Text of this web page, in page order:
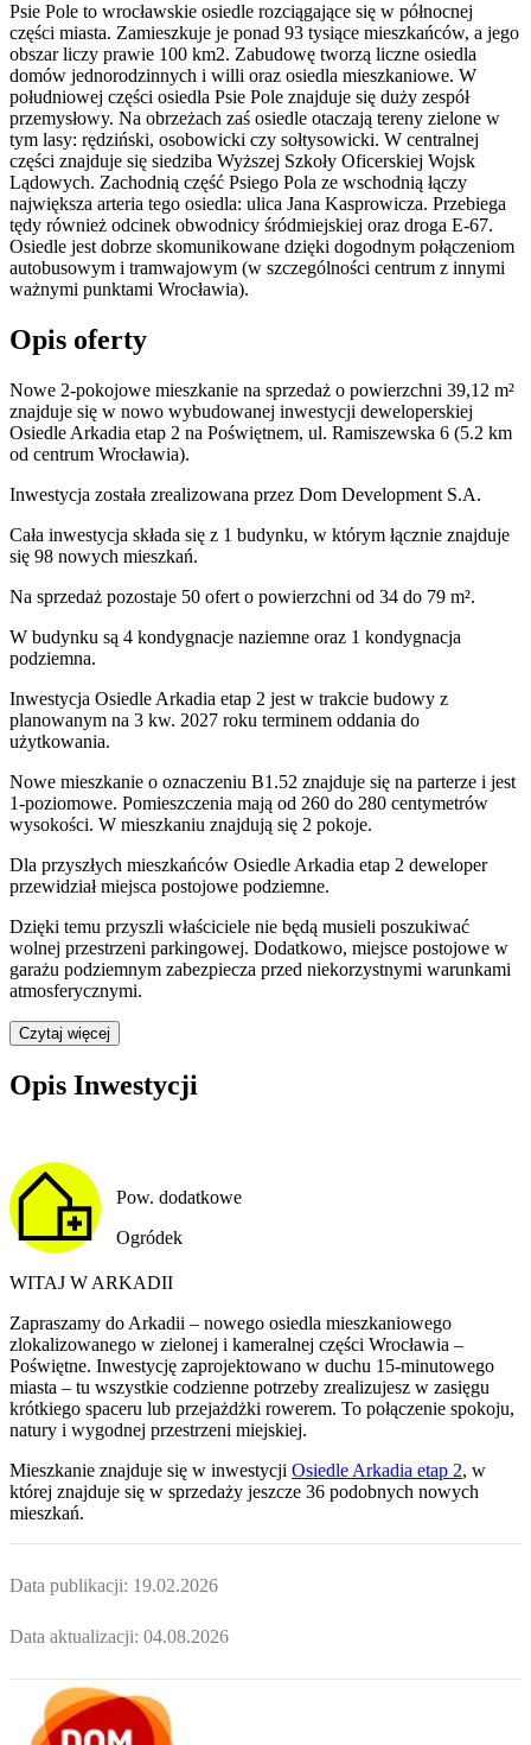
Psie Pole to wrocławskie osiedle rozciągające się w północnej
części miasta. Zamieszkuje je ponad 93 tysiące mieszkańców, a jego
obszar liczy prawie 100 km2. Zabudowę tworzą liczne osiedla
domów jednorodzinnych i willi oraz osiedla mieszkaniowe. W
południowej części osiedla Psie Pole znajduje się duży zespół
przemysłowy. Na obrzeżach zaś osiedle otaczają tereny zielone w
tym lasy: rędziński, osobowicki czy sołtysowicki. W centralnej
części znajduje się siedziba Wyższej Szkoły Oficerskiej Wojsk
Lądowych. Zachodnią część Psiego Pola ze wschodnią łączy
największa arteria tego osiedla: ulica Jana Kasprowicza. Przebiega
tędy również odcinek obwodnicy śródmiejskiej oraz droga E-67.
Osiedle jest dobrze skomunikowane dzięki dogodnym połączeniom
autobusowym i tramwajowym (w szczególności centrum z innymi
ważnymi punktami Wrocławia).
Opis oferty
Nowe 2-pokojowe mieszkanie na sprzedaż o powierzchni 39,12 m²
znajduje się w nowo wybudowanej inwestycji deweloperskiej
Osiedle Arkadia etap 2 na Poświętnem, ul. Ramiszewska 6 (5.2 km
od centrum Wrocławia).
Inwestycja została zrealizowana przez Dom Development S.A.
Cała inwestycja składa się z 1 budynku, w którym łącznie znajduje
się 98 nowych mieszkań.
Na sprzedaż pozostaje 50 ofert o powierzchni od 34 do 79 m².
W budynku są 4 kondygnacje naziemne oraz 1 kondygnacja
podziemna.
Inwestycja Osiedle Arkadia etap 2 jest w trakcie budowy z
planowanym na 3 kw. 2027 roku terminem oddania do
użytkowania.
Nowe mieszkanie o oznaczeniu B1.52 znajduje się na parterze i jest
1-poziomowe. Pomieszczenia mają od 260 do 280 centymetrów
wysokości. W mieszkaniu znajdują się 2 pokoje.
Dla przyszłych mieszkańców Osiedle Arkadia etap 2 deweloper
przewidziałmiejsca postojowe podziemne.
Dzięki temu przyszli właściciele nie będą musieli poszukiwać
wolnej przestrzeni parkingowej. Dodatkowo, miejsce postojowe w
garażu podziemnym zabezpiecza przed niekorzystnymi warunkami
atmosferycznymi.
Czytaj więcej
Opis Inwestycji
Pow. dodatkowe
Ogródek
WITAJ W ARKADII
Zapraszamy do Arkadii – nowego osiedla mieszkaniowego
zlokalizowanego w zielonej i kameralnej części Wrocławia –
Poświętne. Inwestycję zaprojektowano w duchu 15-minutowego
miasta – tu wszystkie codzienne potrzeby zrealizujesz w zasięgu
krótkiego spaceru lub przejażdżki rowerem. To połączenie spokoju,
natury i wygodnej przestrzeni miejskiej.
Mieszkanie znajduje się w inwestycji Osiedle Arkadia etap 2, w
której znajduje się w sprzedaży jeszcze 36 podobnych nowych
mieszkań.
Data publikacji: 19.02.2026
Data aktualizacji: 04.08.2026